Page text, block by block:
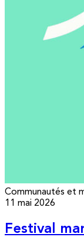
Communautés et
11 mai 2026
Festival